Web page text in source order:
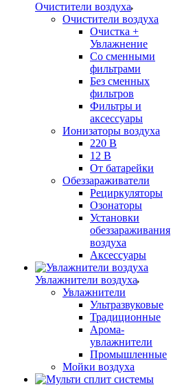
Очистители воздуха
Очистители воздуха
Очистка +
Увлажнение
Cо сменными
фильтрами
Без сменных
фильтров
Фильтры и
аксессуары
Ионизаторы воздуха
220 В
12 В
От батарейки
Обеззараживатели
Рециркуляторы
Озонаторы
Установки
обеззараживания
воздуха
Аксессуары
Увлажнители воздуха
Увлажнители
Ультразвуковые
Традиционные
Арома-
увлажнители
Промышленные
Мойки воздуха